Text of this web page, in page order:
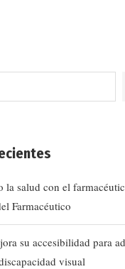
la salud con el
Farmacéutico
su accesibilidad para
visual